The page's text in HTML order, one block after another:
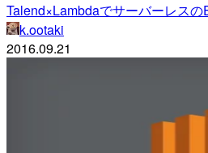
Talend×Lambdaでサーバーレスの
k.ootaki
2016.09.21